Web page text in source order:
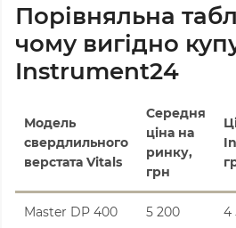
Порівняльна
чому вигідно
Instrument24
Модель
свердлильного
верстата Vitals
Середня
ціна на
ринку,
грн
Master DP 400 5 200 4